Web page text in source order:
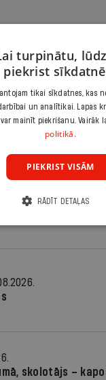
žurnālā
palika nesodīta
kampaņu
06.08.2026.
skolotājs –
turpinātu,
piekrist
tikai sīkdatnes, kas
un analītikai. Lapas
mainīt piekrišanu. Vairāk
politikā.
PIEKRIST VISĀM
RĀDĪT DETAĻAS